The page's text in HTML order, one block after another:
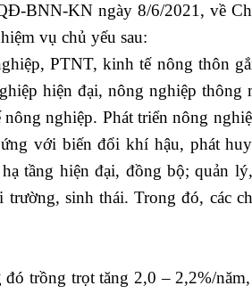
BNN-KN ngày 8/6/2021, về
vụ chủ yếu sau:
PTNT, kinh tế nông thôn
hiện đại, nông nghiệp thông
nghiệp. Phát triển nông
với biến đổi khí hậu, phát
tầng hiện đại, đồng bộ; quản
sinh thái. Trong đó, các
trồng trọt tăng 2,0 – 2,2%/